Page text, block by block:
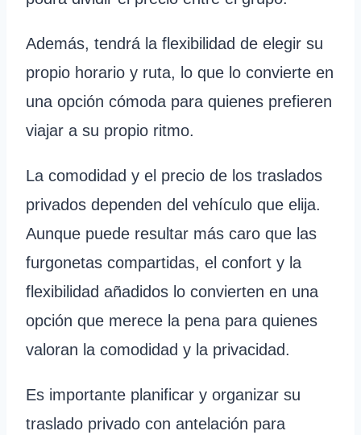
Además, tendrá la flexibilidad de elegir su
propio horario y ruta, lo que lo convierte en
una opción cómoda para quienes prefieren
viajar a su propio ritmo.
La comodidad y el precio de los traslados
privados dependen del vehículo que elija.
Aunque puede resultar más caro que las
furgonetas compartidas, el confort y la
flexibilidad añadidos lo convierten en una
opción que merece la pena para quienes
valoran la comodidad y la privacidad.
Es importante planificar y organizar su
traslado privado con antelación para